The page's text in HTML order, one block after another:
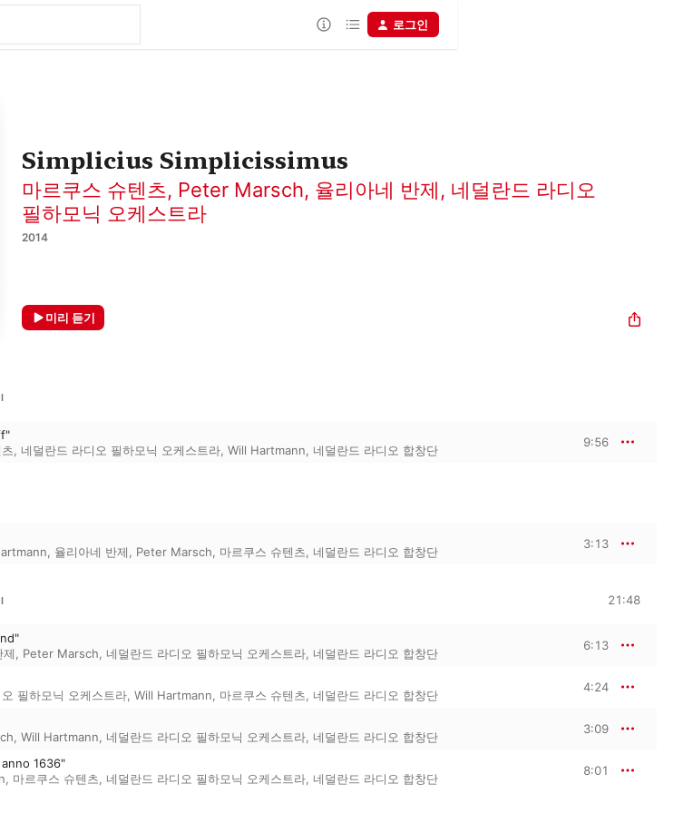
로그인
Simplicius Simplicissimus
마르쿠스 슈텐츠, Peter Marsch, 율리아네 반제, 네덜란드 라디오
필하모닉 오케스트라
2014
미리 듣기
, 네덜란드 라디오 필하모닉 오케스트라, Will Hartmann, 네덜란드 라디오 합창단
9:56
, 율리아네 반제 , Peter Marsch, 마르쿠스 슈텐츠, 네덜란드 라디오 합창단
3:13
21:48
, Peter Marsch, 네덜란드 라디오 필하모닉 오케스트라, 네덜란드 라디오 합창단
6:13
필하모닉 오케스트라, Will Hartmann, 마르쿠스 슈텐츠, 네덜란드 라디오 합창단
4:24
, Will Hartmann, 네덜란드 라디오 필하모닉 오케스트라, 네덜란드 라디오 합창단
3:09
1636"
, 마르쿠스 슈텐츠, 네덜란드 라디오 필하모닉 오케스트라, 네덜란드 라디오 합창단
8:01